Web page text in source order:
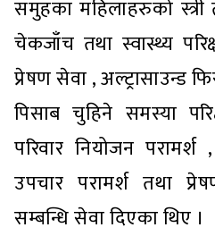
समुहका महिलाहरुको स्त्री
चेकजाँच तथा स्वास्थ्य
प्रेषण सेवा , अल्ट्रासाउन्ड
पिसाब चुहिने समस्या
परिवार नियोजन
उपचार परामर्श तथा
सम्बन्धि सेवा दिएका थिए ।